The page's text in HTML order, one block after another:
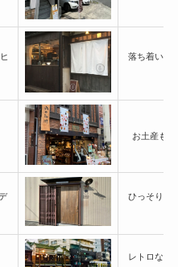
落ち着いた
お土産も
ひっそりし
レトロな雰